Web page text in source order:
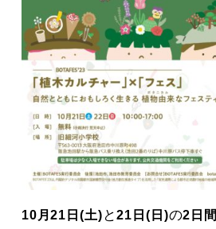
10月21日(土) と21日(日)の2日間